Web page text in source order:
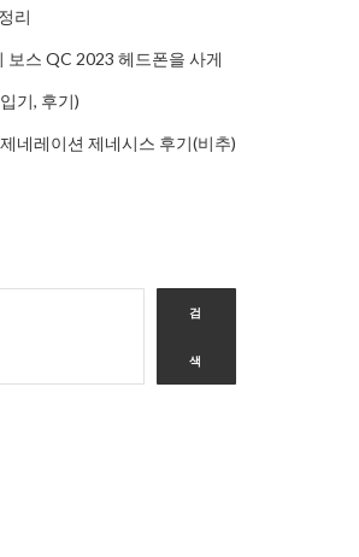
리
보스 QC 2023 헤드폰을 사게
기, 후기)
네레이션 제네시스 후기(비추)
검
색